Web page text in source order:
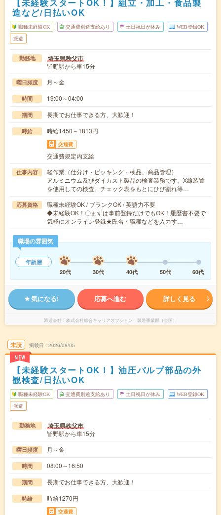
造など/日払いOK
職種未経験OK 交通費別途支給あり 土日祝日が休み WEB登録OK
派遣
勤務地 埼玉県秩父市
皆野駅から車15分
曜日頻度 月～金
時間 19:00～04:00
期間 長期でお仕事できる方、大歓迎！
時給 時給1450～1813円
交通費
交通費規定内支給
仕事内容
軽作業（仕分け・ピッキング・検品、商品管理）
アルミニウム及びダイカスト製品の検査業務です。X線装置
を使用しての検査。チェック表をもとにひび割れ等…
応募資格
職種未経験OK / ブランクOK / 英語力不要
◆未経験OK！〇まずは事前登録だけでもOK！履歴書不要で
気軽にオンライン登録★氏名・職種などを入力す…
職場の雰囲気
年齢層
20代
30代 40代 50代 60代
気になる! 応募へ進む 詳しく見る
派遣会社 株式会社綜合キャリアオプション 製造事業部（全国）
未読
NEW
掲載日 2026/08/05
【未経験スタートOK！】油圧バルブ部品の外
観検査/日払いOK
職種未経験OK 交通費別途支給あり 土日祝日が休み WEB登録OK
派遣
勤務地 埼玉県秩父市
皆野駅から車15分
曜日頻度 月～金
時間 08:00～16:50
期間 長期でお仕事できる方、大歓迎！
時給 時給1270円
交通費